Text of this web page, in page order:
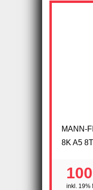
MANN-
8K A5
inkl. 19%